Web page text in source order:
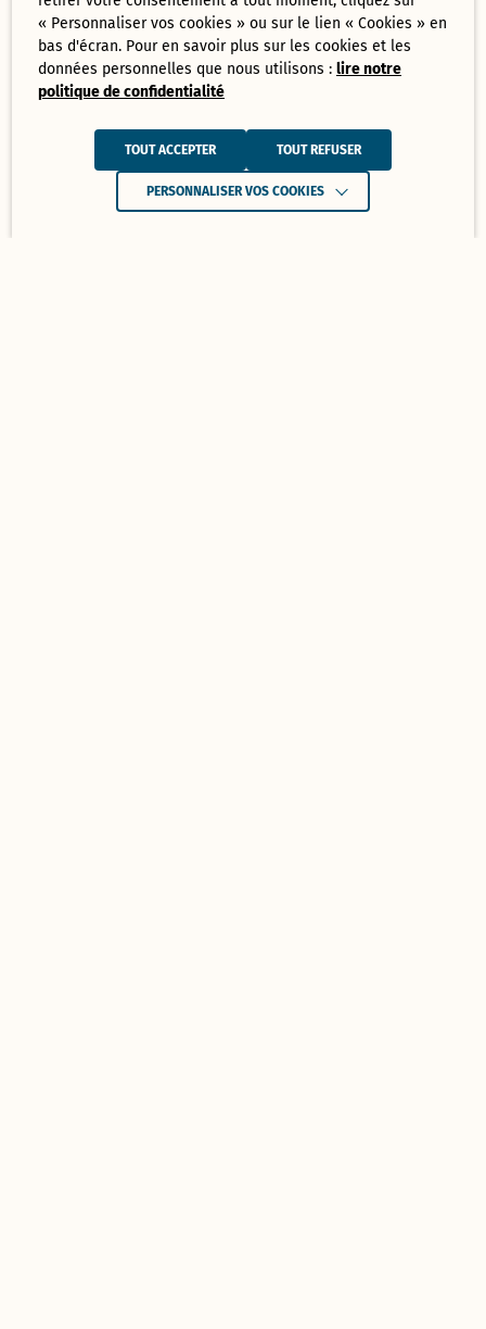
« Personnaliser vos cookies » ou sur le lien « Cookies » en
bas d'écran. Pour en savoir plus sur les cookies et les
données personnelles que nous utilisons :lire notre
politique de confidentialité
TOUT ACCEPTER TOUT REFUSER
PERSONNALISER VOS COOKIES